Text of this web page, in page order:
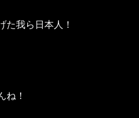
我ら日本人！
ね！